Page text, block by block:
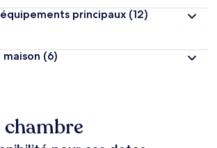
principaux (12)
maison (6)